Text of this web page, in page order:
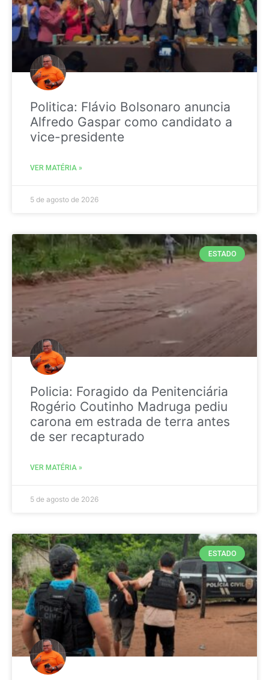
Politica: Flávio Bolsonaro anuncia
Alfredo Gaspar como candidato a
vice-presidente
VER MATÉRIA »
5 de agosto de 2026
ESTADO
Policia: Foragido da Penitenciária
Rogério Coutinho Madruga pediu
carona em estrada de terra antes
de ser recapturado
VER MATÉRIA »
5 de agosto de 2026
ESTADO